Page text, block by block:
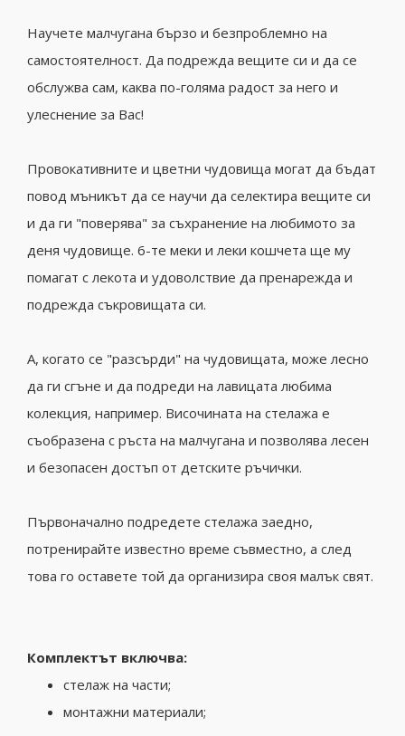
Научете малчугана бързо и безпроблемно на
самостоятелност. Да подрежда вещите си и да се
обслужва сам, каква по-голяма радост за него и
улеснение за Вас!
Провокативните и цветни чудовища могат да бъдат
повод мъникът да се научи да селектира вещите си
и да ги "поверява" за съхранение на любимото за
деня чудовище. 6-те меки и леки кошчета ще му
помагат с лекота и удоволствие да пренарежда и
подрежда съкровищата си.
А, когато се "разсърди" на чудовищата, може лесно
да ги сгъне и да подреди на лавицата любима
колекция, например. Височината на стелажа е
съобразена с ръста на малчугана и позволява лесен
и безопасен достъп от детските ръчички.
Първоначално подредете стелажа заедно,
потренирайте известно време съвместно, а след
това го оставете той да организира своя малък свят.
Комплектът включва:
стелаж на части;
монтажни материали;